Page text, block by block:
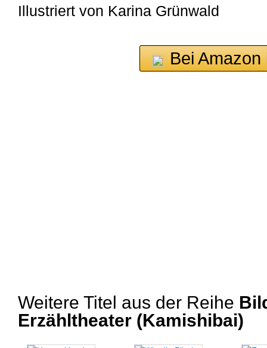
Illustriert von Karina Grünwald
Bei Amazon
Weitere Titel aus der Reihe
Erzähltheater (Kamishibai)